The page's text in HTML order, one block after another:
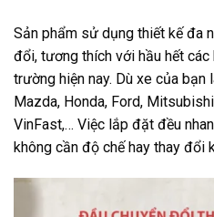
Sản phẩm sử dụng thiết kế đa
đổi, tương thích với hầu hết
trường hiện nay. Dù xe của bạn
Mazda, Honda, Ford,
VinFast,… Việc lắp đặt đều
không cần độ chế hay thay đổi